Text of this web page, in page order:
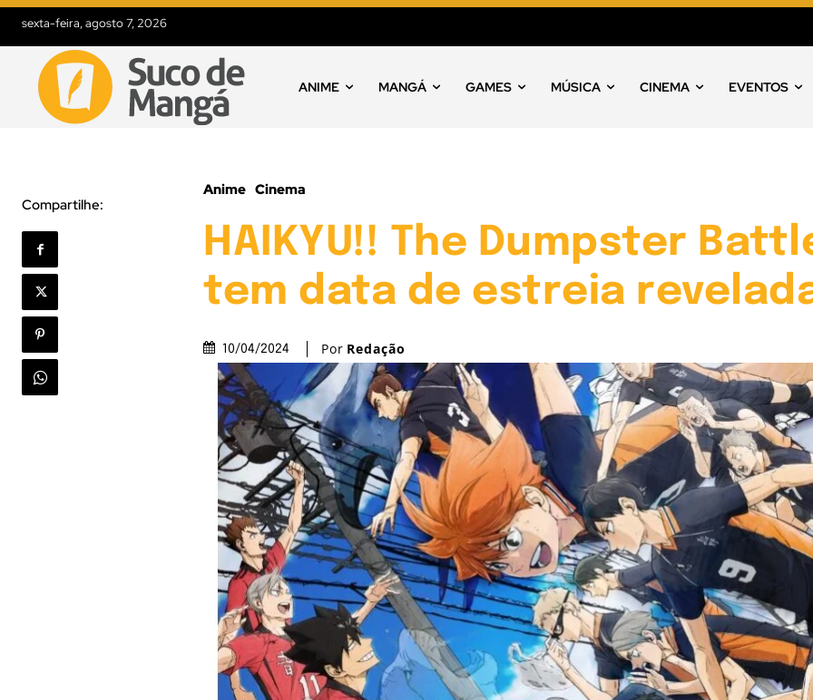
sexta-feira, agosto 7, 2026
ANIME MANGÁ GAMES MÚSICA CINEMA EVENTOS
Compartilhe:
Anime Cinema
HAIKYU!! The Dumpster
tem data de estreia
10/04/2024 Por Redação